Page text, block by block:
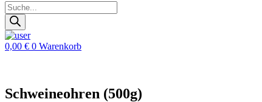
Products
search
0,00 € 0 Warenkorb
Schweineohren (500g)